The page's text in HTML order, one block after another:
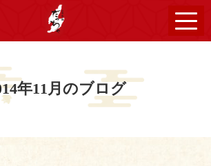
年11月のブログ